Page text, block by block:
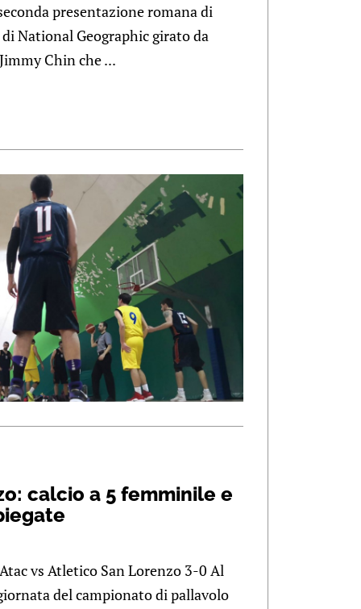
presentazione romana di
National Geographic girato da
Chin che ...
calcio a 5 femminile e
vs Atletico San Lorenzo 3-0 Al
del campionato di pallavolo